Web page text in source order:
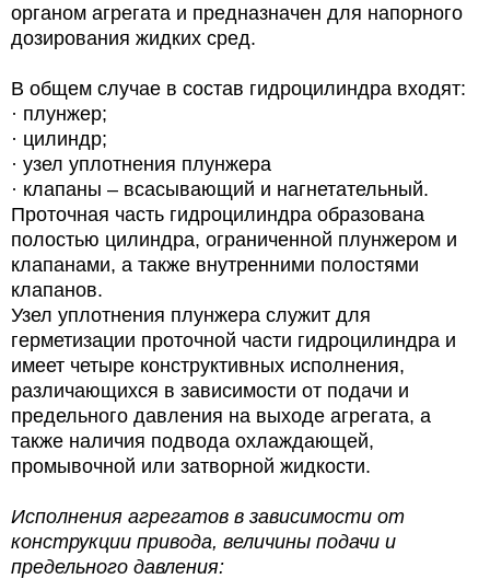
органом агрегата и предназначен для напорного
дозирования жидких сред.
В общем случае в состав гидроцилиндра входят:
· плунжер;
· цилиндр;
· узел уплотнения плунжера
· клапаны – всасывающий и нагнетательный.
Проточная часть гидроцилиндра образована
полостью цилиндра, ограниченной плунжером и
клапанами, а также внутренними полостями
клапанов.
Узел уплотнения плунжера служит для
герметизации проточной части гидроцилиндра и
имеет четыре конструктивных исполнения,
различающихся в зависимости от подачи и
предельного давления на выходе агрегата, а
также наличия подвода охлаждающей,
промывочной или затворной жидкости.
Исполнения агрегатов в зависимости от
конструкции привода, величины подачи и
предельного давления: